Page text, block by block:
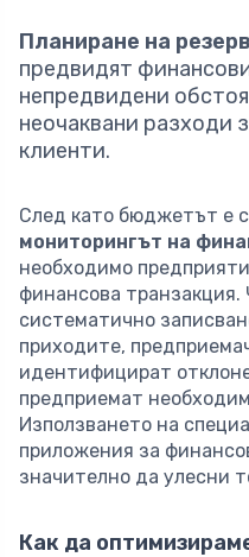
Планиране на
предвидят
непредвидени
неочаквани разходи
клиенти.
След като бюджетът е
мониторингът на
необходимо
финансова транзакция.
систематично
приходите,
идентифицират
предприемат
Използването на
приложения за
значително да улесни
Как да